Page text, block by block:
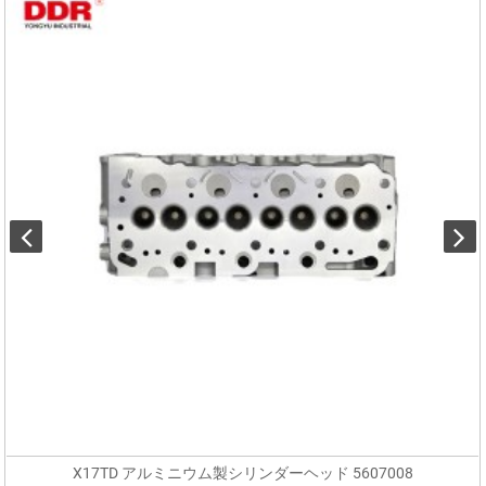
X17TD アルミニウム製シリンダーヘッド 5607008